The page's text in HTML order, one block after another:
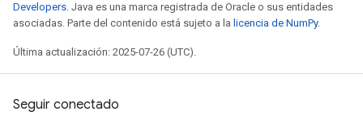
Developers. Java es una marca registrada de Oracle o sus entidades
asociadas. Parte del contenido está sujeto a la licencia de NumPy.
Última actualización: 2025-07-26 (UTC).
Seguir conectado